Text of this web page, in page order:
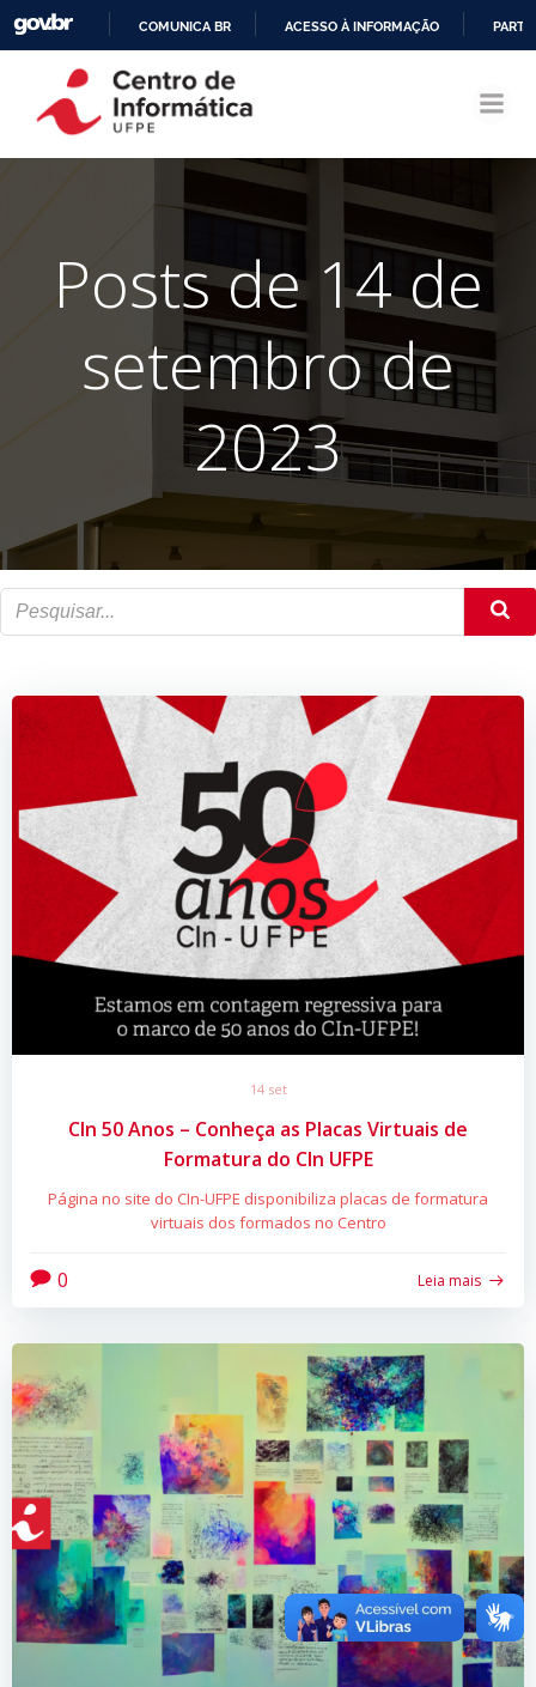
CONTEÚDO
COMUNICA BR ACESSO À INFORMAÇÃO
Posts de 14 de
setembro de
2023
14 set
CIn 50 Anos – Conheça as Placas Virtuais de
Formatura do CIn UFPE
Página no site do CIn-UFPE disponibiliza placas de formatura
virtuais dos formados no Centro
0 Leia mais